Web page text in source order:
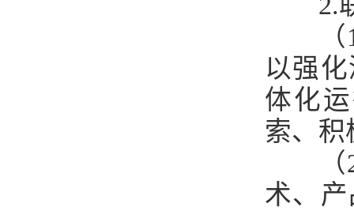
以强
体化
索、积
术、